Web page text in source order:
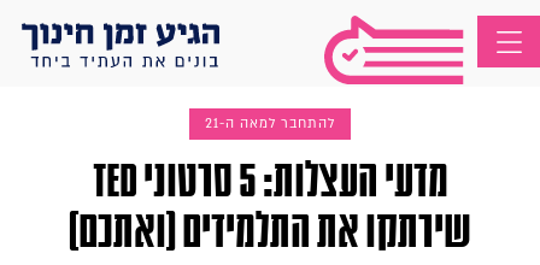
להתחבר למאה ה-21
מדעי העצלות: 5 סרטוני TED
שירתקו את התלמידים (ואתכם)